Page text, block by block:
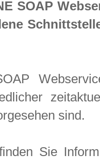
SOAP
sind.
Sie